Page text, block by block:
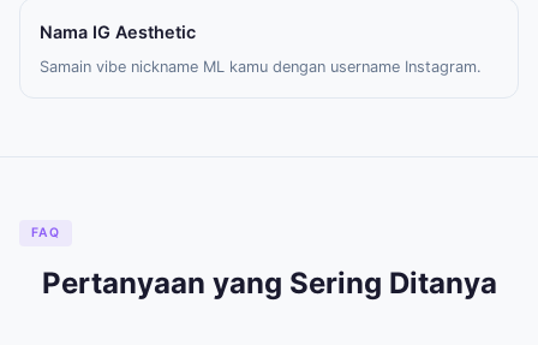
Nama IG Aesthetic
Samain vibe nickname ML kamu dengan username Instagram.
FAQ
Pertanyaan yang Sering Ditanya